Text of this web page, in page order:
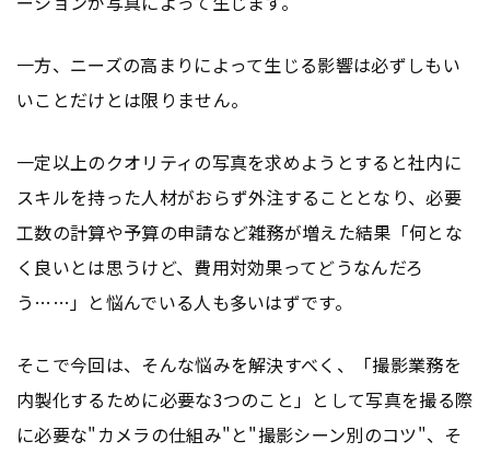
一方、ニーズの高まりによって生じる影響は必ずしもい
いことだけとは限りません。
一定以上のクオリティの写真を求めようとすると社内に
スキルを持った人材がおらず外注することとなり、必要
工数の計算や予算の申請など雑務が増えた結果「何とな
く良いとは思うけど、費用対効果ってどうなんだろ
う……」と悩んでいる人も多いはずです。
そこで今回は、そんな悩みを解決すべく、「撮影業務を
内製化するために必要な3つのこと」として写真を撮る際
に必要な"カメラの仕組み"と"撮影シーン別のコツ"、そ